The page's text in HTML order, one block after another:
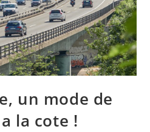
un mode de
la cote !